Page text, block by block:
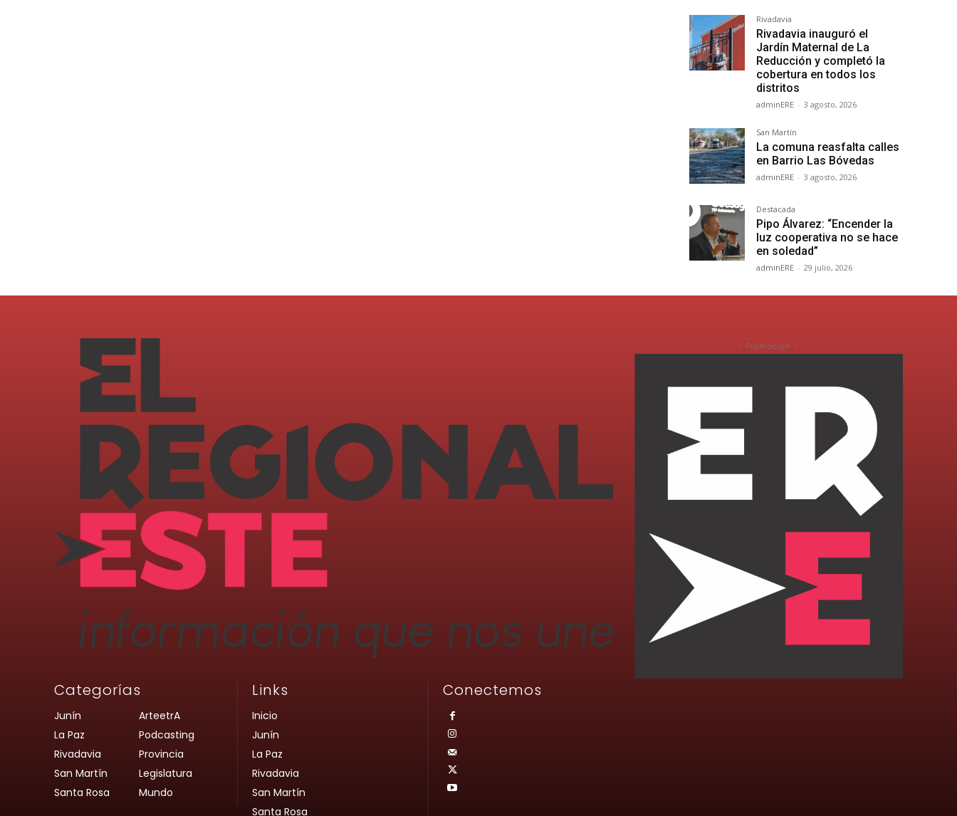
Rivadavia
Rivadavia inauguró el
Jardín Maternal de La
Reducción y completó la
cobertura en todos los
distritos
adminERE - 3 agosto, 2026
San Martín
La comuna reasfalta calles
en Barrio Las Bóvedas
adminERE - 3 agosto, 2026
Destacada
Pipo Álvarez: “Encender la
luz cooperativa no se hace
en soledad”
adminERE - 29 julio, 2026
Categorías
Junín
La Paz
Rivadavia
San Martín
Santa Rosa
ArteetrA
Podcasting
Provincia
Legislatura
Mundo
Links
Inicio
Junín
La Paz
Rivadavia
San Martín
Santa Rosa
Conectemos
- Promoción -